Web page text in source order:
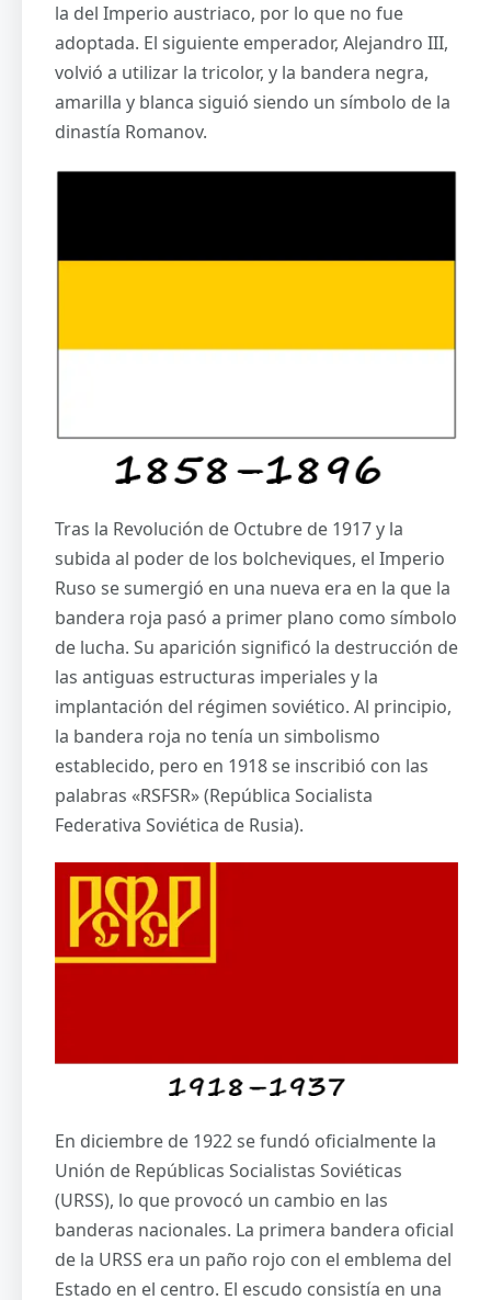
la del Imperio austriaco, por lo que no fue
adoptada. El siguiente emperador, Alejandro III,
volvió a utilizar la tricolor, y la bandera negra,
amarilla y blanca siguió siendo un símbolo de la
dinastía Romanov.
Tras la Revolución de Octubre de 1917 y la
subida al poder de los bolcheviques, el Imperio
Ruso se sumergió en una nueva era en la que la
bandera roja pasó a primer plano como símbolo
de lucha. Su aparición significó la destrucción de
las antiguas estructuras imperiales y la
implantación del régimen soviético. Al principio,
la bandera roja no tenía un simbolismo
establecido, pero en 1918 se inscribió con las
palabras «RSFSR» (República Socialista
Federativa Soviética de Rusia).
En diciembre de 1922 se fundó oficialmente la
Unión de Repúblicas Socialistas Soviéticas
(URSS), lo que provocó un cambio en las
banderas nacionales. La primera bandera oficial
de la URSS era un paño rojo con el emblema del
Estado en el centro. El escudo consistía en una